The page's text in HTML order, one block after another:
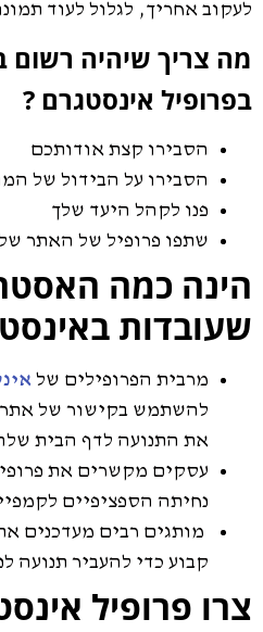
לעקוב אחריך, לגלול לעוד
מה צריך שיהיה רשום
בפרופיל אינסטגרם ?
הסבירו קצת אודותכם
הסבירו על הבידול של
פנו לקהל היעד שלך
שתפו פרופיל של האתר
הינה כמה
שעובדות
מרבית הפרופילים של
להשתמש בקישור של אתר
את התנועה לדף הבית
עסקים מקשרים את
נחיתה הספציפיים
מותגים רבים מעדכנים
קבוע כדי להעביר תנועה
צרו פרופיל